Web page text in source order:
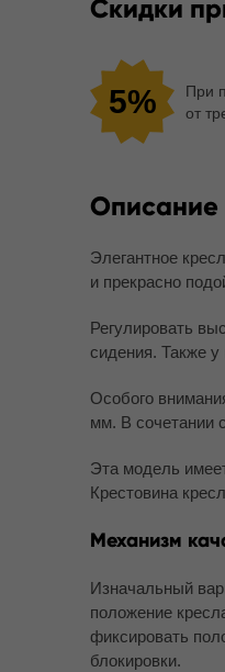
Скидки
5%
При
от
Описание
Элегантное
и прекрасно
Регулировать
сидения. Также
Особого
мм. В сочетании
Эта модель
Крестовина
Механизм
Изначальный
положение
фиксировать
блокировки.